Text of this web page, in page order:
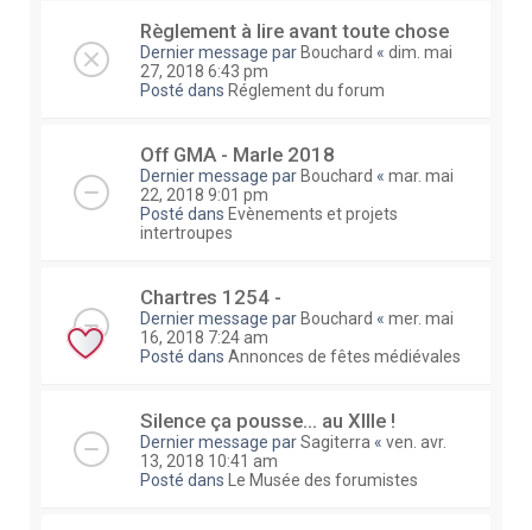
Règlement à lire avant toute chose
Dernier message par Bouchard « dim. mai
27, 2018 6:43 pm
Posté dans Réglement du forum
Off GMA - Marle 2018
Dernier message par Bouchard « mar. mai
22, 2018 9:01 pm
Posté dans Evènements et projets
intertroupes
Chartres 1254 -
Dernier message par Bouchard « mer. mai
16, 2018 7:24 am
Posté dans Annonces de fêtes médiévales
Silence ça pousse... au XIIIe !
Dernier message parSagiterra « ven. avr.
13, 2018 10:41 am
Posté dans
Le Musée des forumistes